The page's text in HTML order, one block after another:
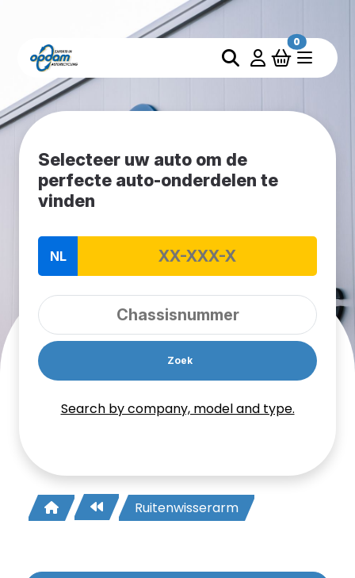
0
Selecteer uw auto om de
perfecte auto-onderdelen te
vinden
NL
Zoek
Search by company, model and type.
Ruitenwisserarm